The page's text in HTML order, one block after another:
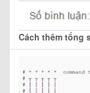
Cách thêm tổng